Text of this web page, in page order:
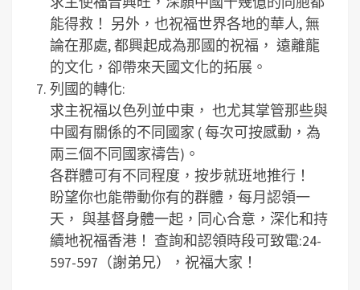
能得救！ 另外，也祝福世界各地的華人, 無
論在那處, 都興起成為那國的祝福， 遠離龍
的文化，卻帶來天國文化的拓展。
列國的轉化:
求主祝福以色列並中東， 也尤其掌管那些與
中國有關係的不同國家 ( 每次可按感動，為
兩三個不同國家禱告)。
各群體可有不同程度，按步就班地推行！
盼望你也能帶動你有的群體，每月認領一
天， 與基督身體一起，同心合意，深化和持
續地祝福香港！ 查詢和認領時段可致電:24-
597-597（謝弟兄），祝福大家！